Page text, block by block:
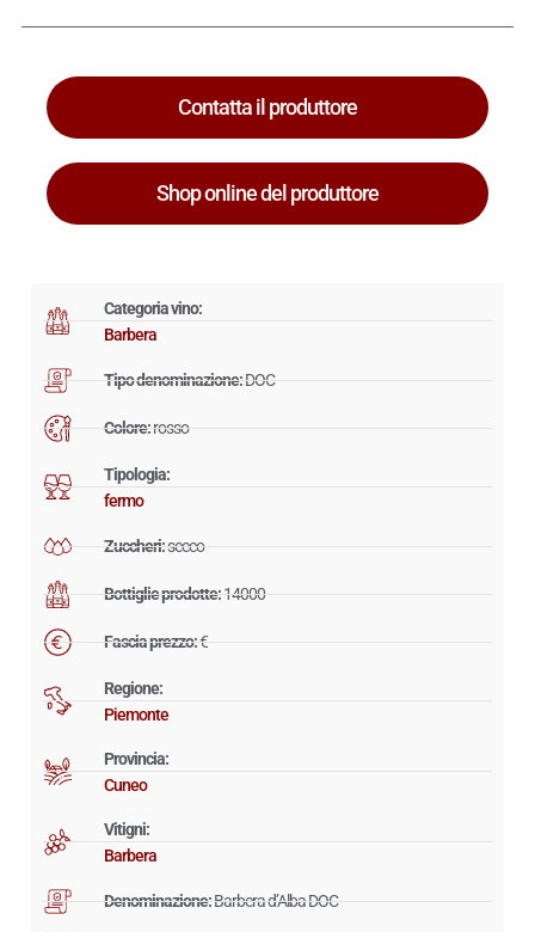
Categoria vino:
Barbera
Tipo denominazione:DOC
Colore:rosso
Tipologia:
fermo
Zuccheri:secco
Bottiglie prodotte:14000
Fascia prezzo:€
Regione:
Piemonte
Provincia:
Cuneo
Vitigni:
Barbera
Denominazione:Barbera d’Alba DOC
Contatta il produttore
Shop online del produttore